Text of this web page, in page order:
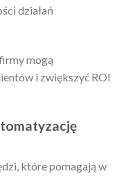
działań
mogą
i zwiększyć ROI
które pomagają w